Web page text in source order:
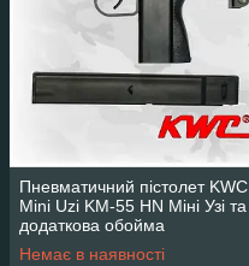
Пневматичний пістолет KWC
Mini Uzi KM-55 HN Міні Узі та
додаткова обойма
Немає в наявності